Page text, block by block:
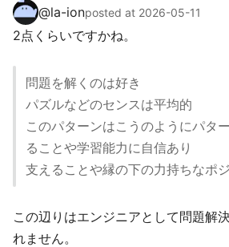
@la-ionposted at 2026-05-11
2点くらいですかね。
問題を解くのは好き
パズルなどのセンスは平均的
このパターンはこうのようにパタ
ることや学習能力に自信あり
支えることや縁の下の力持ちなポ
この辺りはエンジニアとして問題解
れません。